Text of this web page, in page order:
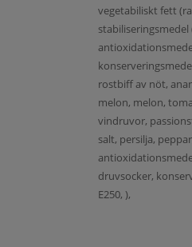
vegetabiliskt fett
stabiliseringsmedel
rostbiff av nöt,
melon, melon,
vindruvor,
salt, persilja,
druvsocker,
E250, ),